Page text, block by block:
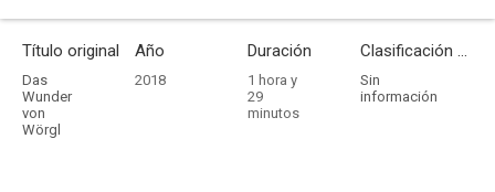
Título original
Das
Wunder
von
Wörgl
Año
2018
Duración
1 hora y
29
minutos
Clasificación por edades
Sin
información